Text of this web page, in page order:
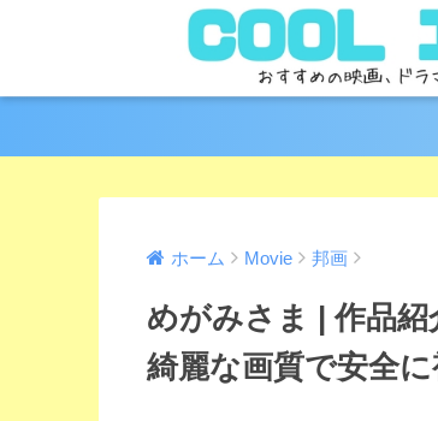
ホーム Movie 邦画
めがみさま | 作品
綺麗な画質で安全に